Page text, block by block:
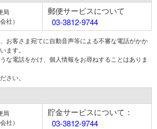
局
社）
郵便サービスについて
03-3812-9744
お客さま宛てに自動音声等による不審な電話がかか
ます。
な電話をかけ、個人情報をお尋ねすることはありま
さい。
局
社）
貯金サービスについて：
03-3812-9744